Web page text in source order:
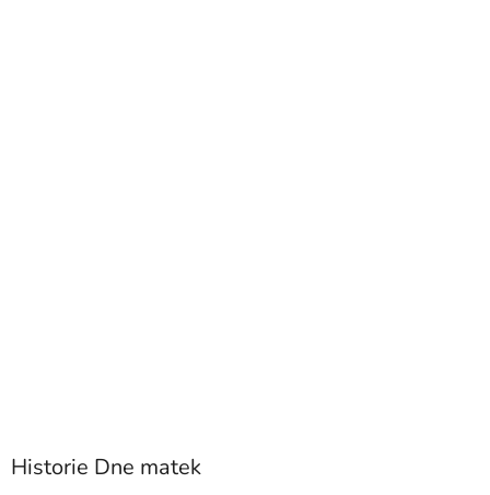
Historie Dne matek